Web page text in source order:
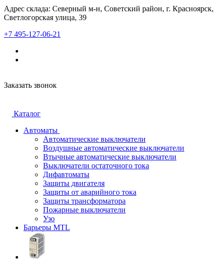
Адрес склада: Северный м-н, Советский район, г. Красноярск,
Светлогорская улица, 39
+7 495-127-06-21
Заказать звонок
Каталог
Автоматы
Автоматические выключатели
Воздушные автоматические выключатели
Втычные автоматические выключатели
Выключатели остаточного тока
Дифавтоматы
Защиты двигателя
Защиты от аварийного тока
Защиты трансформатора
Пожарные выключатели
Узо
Барьеры MTL